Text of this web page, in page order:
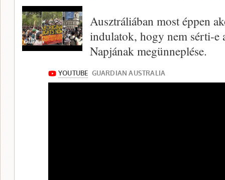
Ausztráliában most éppen
indulatok, hogy nem sérti-e
Napjának megünneplése.